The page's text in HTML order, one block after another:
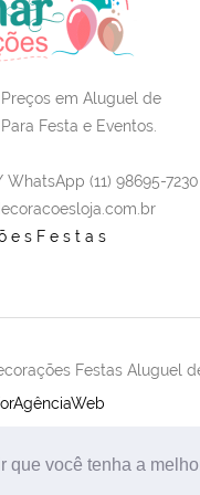
que você tenha a
em Aluguel de
Festa e Eventos.
(11) 98695-7230
Festas Aluguel